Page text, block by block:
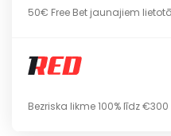
50€ Free Bet jaunajiem
Bezriska likme 100% līdz €300